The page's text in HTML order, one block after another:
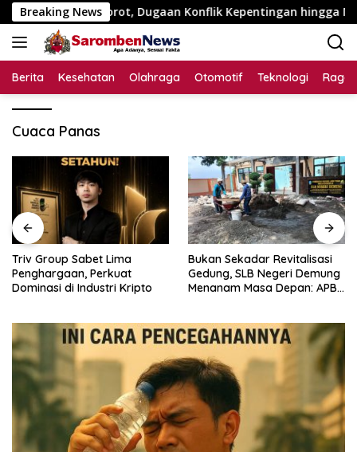
Langsung
ke
konten
Breaking News
Juta Disorot, Dugaan Konflik Kepentingan hingga Misteri
Berita Kesehatan Olahraga Otomotif Teknologi
Cuaca Panas
Triv Group Sabet Lima
Penghargaan, Perkuat
Dominasi di Industri Kripto
Bukan Sekadar Revitalisasi
Gedung, SLB Negeri Demung
Menanam Masa Depan: APBN
Khusus Menjadi Kemandirian